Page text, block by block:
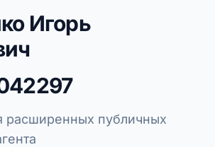
Игорь
расширенных публичных